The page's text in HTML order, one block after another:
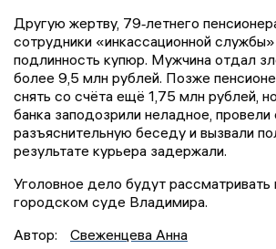
Другую жертву, 79‑летнего
сотрудники «инкассационной
подлинность купюр. Мужчина отдал
более 9,5 млн рублей. Позже
снять со счёта ещё 1,75 млн рублей,
банка заподозрили неладное, провели
разъяснительную беседу и вызвали
результате курьера задержали.
Уголовное дело будут
городском суде Владимира.
Автор:
Свеженцева Анна